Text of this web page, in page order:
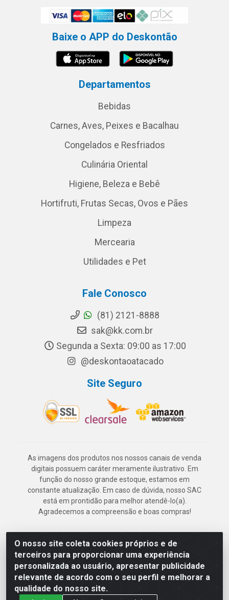
O nosso site coleta cookies próprios e de
terceiros para proporcionar uma experiência
personalizada ao usuário, apresentar publicidade
relevante de acordo com o seu perfil e melhorar a
qualidade do nosso site.
Baixe o APP do Deskontão
Departamentos
Bebidas
Carnes, Aves, Peixes e Bacalhau
Congelados e Resfriados
Culinária Oriental
Higiene, Beleza e Bebê
Hortifruti, Frutas Secas, Ovos e Pães
Limpeza
Mercearia
Utilidades e Pet
Fale Conosco
(81) 2121-8888
sak@kk.com.br
Segunda a Sexta: 09:00 as 17:00
@deskontaoatacado
Site Seguro
As imagens dos produtos nos nossos canais de venda
digitais possuem caráter meramente ilustrativo. Em
função do nosso grande estoque, estamos em
constante atualização. Em caso de dúvida, nosso SAC
está em prontidão para melhor atendê-lo(a).
Agradecemos a compreensão e boas compras!
Deskontão Atacado - Av. Marechal Mascarenhas de Morais, 2471 -
Imbiribeira - Recife/PE - CEP 51.150-001 - CNPJ 24.150.377/0003-
57